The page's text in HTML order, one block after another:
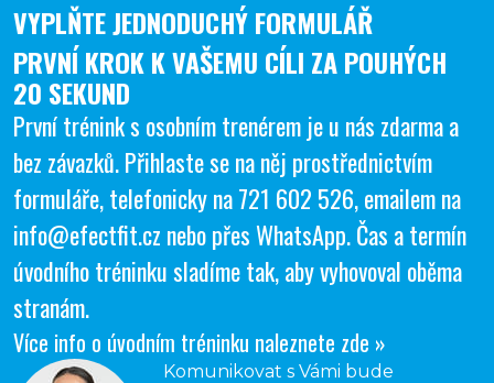
VYPLŇTE JEDNODUCHÝ FORMULÁŘ
PRVNÍ KROK K VAŠEMU CÍLI ZA POUHÝCH
20 SEKUND
První trénink s osobním trenérem je u nás zdarma a
bez závazků. Přihlaste se na něj prostřednictvím
formuláře, telefonicky na721 602 526, emailem na
info@efectfit.cz nebo přesWhatsApp. Čas a termín
úvodního tréninku sladíme tak, aby vyhovoval oběma
stranám.
Více info o úvodním tréninku naleznete zde »
Komunikovat s Vámi bude